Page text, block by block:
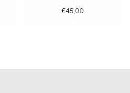
€45,00